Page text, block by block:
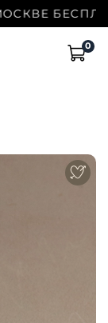
0